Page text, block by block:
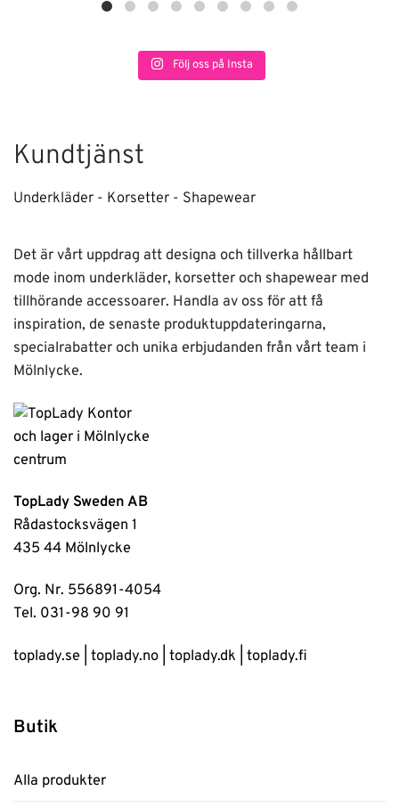
Följ oss på Insta
Kundtjänst
Underkläder - Korsetter - Shapewear
Det är vårt uppdrag att designa och tillverka hållbart
mode inom underkläder, korsetter och shapewear med
tillhörande accessoarer. Handla av oss för att få
inspiration, de senaste produktuppdateringarna,
specialrabatter och unika erbjudanden från vårt team i
Mölnlycke.
TopLady Sweden AB
Rådastocksvägen 1
435 44 Mölnlycke
Org. Nr. 556891-4054
Tel. 031-98 90 91
toplady.se toplady.no toplady.dk toplady.fi
Butik
Alla produkter